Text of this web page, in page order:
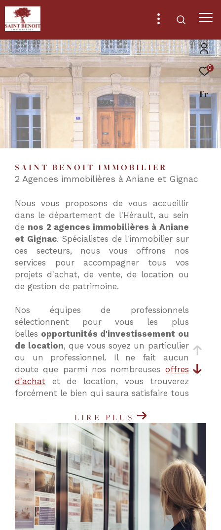
0
Fr
SAINT BENOIT IMMOBILIER
2 Agences immobilières à Aniane et Gignac
Nous vous proposons de vous accueillir
dans le département de l'Hérault, au sein
de nos 2 agences immobilières à Aniane
et Gignac. Spécialistes de l'immobilier sur
ces secteurs, nous vous offrons nos
services pour accompagner tous vos
projets d'achat, de vente, de location ou
de gestion de patrimoine.
Nos équipes de professionnels
sélectionnent pour vous les plus
belles opportunités d'investissement ou
de location, que vous soyez un particulier
ou un professionnel. Il ne fait aucun
doute que parmi nos nombreuses offres
d'achat et de location, vous trouverez
forcément le bien qui saura satisfaire tous
Nos agences immobilières à Aniane
(34150) et Gignac (34150) vous proposent
unesélection de biens de qualité
et variés
: de la villa avec piscine, à la grande
maison de village, de l'immeuble en cœur
de village à l'appartement avec terrasse,
mais aussi des studios, des terrains, des
murs commerciaux, des parkings et des
garages, et beaucoup d'autres
LIRE PLUS
Effectuer
une
recherche
et
trouver
bien
qui
à
vos
critères
Type
d'offre
Vente
Type de bien